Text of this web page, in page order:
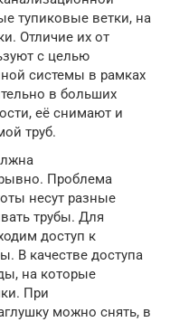
тупиковые ветки, на
Отличие их от
с целью
системы в рамках
в больших
её снимают и
труб.
Проблема
несут разные
трубы. Для
доступ к
В качестве доступа
на которые
При
можно снять, в